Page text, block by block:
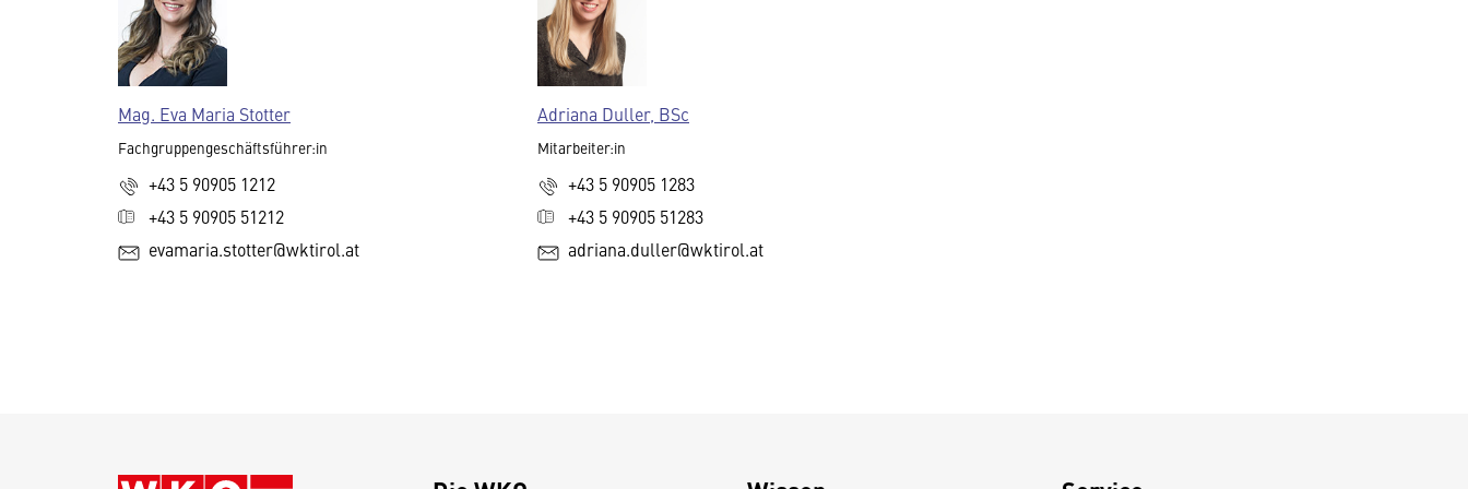
Mag. Eva Maria Stotter
Fachgruppengeschäftsführer:in
+43 5 90905 1212
+43 5 90905 51212
evamaria.stotter@wktirol.at
Adriana Duller, BSc
Mitarbeiter:in
+43 5 90905 1283
+43 5 90905 51283
adriana.duller@wktirol.at